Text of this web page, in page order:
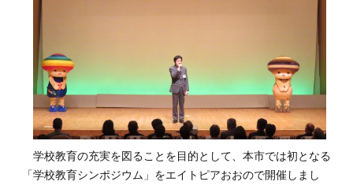
学校教育の充実を図ることを目的として、本市では初となる
「学校教育シンポジウム」をエイトピアおおので開催しまし